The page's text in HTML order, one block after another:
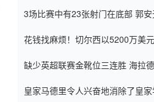
（Taishan）
3场比赛中有23张射门在底部 郭安
花钱找麻烦！切尔西以5200万美
窗口
缺少英超联赛金靴位三连胜 海拉
皇家马德里令人兴奋地消除了皇